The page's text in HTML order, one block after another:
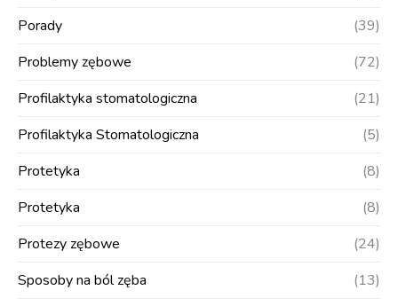
Porady
(39)
Problemy zębowe
(72)
Profilaktyka stomatologiczna
(21)
Profilaktyka Stomatologiczna
(5)
Protetyka
(8)
Protetyka
(8)
Protezy zębowe
(24)
Sposoby na ból zęba
(13)